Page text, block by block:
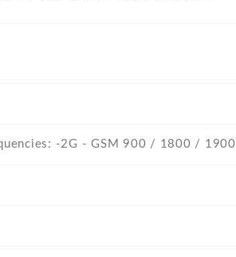
-2G - GSM 900 / 1800 / 1900